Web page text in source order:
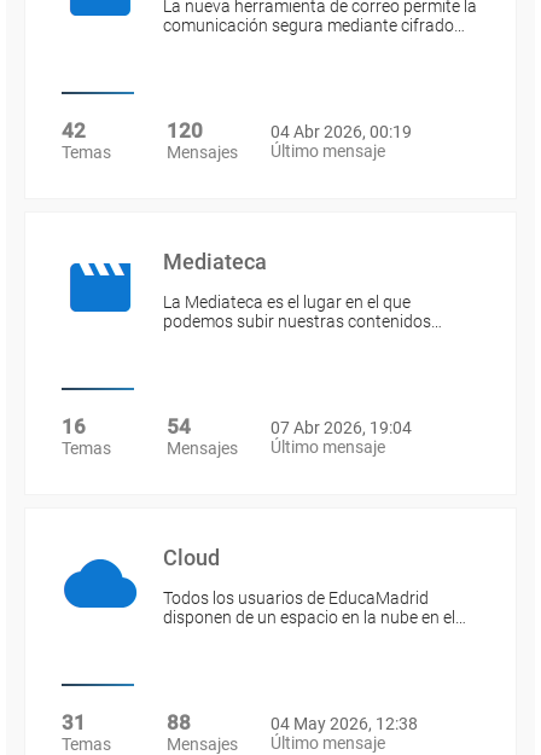
La nueva herramienta de correo permite la
comunicación segura mediante cifrado…
42
Temas
120
Mensajes
04 Abr 2026, 00:19
Último mensaje
Mediateca
La Mediateca es el lugar en el que
podemos subir nuestras contenidos…
16
Temas
54
Mensajes
07 Abr 2026, 19:04
Último mensaje
Cloud
Todos los usuarios de EducaMadrid
disponen de un espacio en la nube en el…
31
Temas
88
Mensajes
04 May 2026, 12:38
Último mensaje